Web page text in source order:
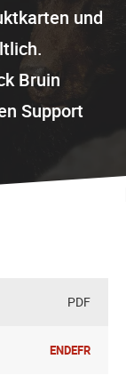
und
Bruin
Support
PDF
ENDEFR